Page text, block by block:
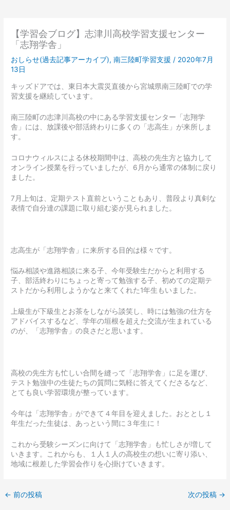
【学習会ブログ】志津川高校学習支援センター
「志翔学舎」
おしらせ(過去記事アーカイブ),南三陸町学習支援 / 2020年7月
13日
キッズドアでは、東日本大震災直後から宮城県南三陸町での学
習支援を継続しています。
南三陸町の志津川高校の中にある学習支援センター「志翔学
舎」には、放課後や部活終わりに多くの「志高生」が来所しま
す。
コロナウィルスによる休校期間中は、高校の先生方と協力して
オンライン授業を行っていましたが、6月から通常の体制に戻り
ました。
7月上旬は、定期テスト直前ということもあり、普段より真剣な
表情で自分達の課題に取り組む姿が見られました。
志高生が「志翔学舎」に来所する目的は様々です。
悩み相談や進路相談に来る子、今年受験生だからと利用する
子、部活終わりにちょっと寄って勉強する子、初めての定期テ
ストだから利用しようかなと来てくれた1年生もいました。
上級生が下級生とお茶をしながら談笑し、時には勉強の仕方を
アドバイスするなど、学年の垣根を超えた交流が生まれている
のが、「志翔学舎」の良さだと思います。
高校の先生方も忙しい合間を縫って「志翔学舎」に足を運び、
テスト勉強中の生徒たちの質問に気軽に答えてくださるなど、
とても良い学習環境が整っています。
今年は「志翔学舎」ができて４年目を迎えました。おととし１
年生だった生徒は、あっという間に３年生に！
これから受験シーズンに向けて「志翔学舎」も忙しさが増して
いきます。これからも、１人１人の高校生の想いに寄り添い、
地域に根差した学習会作りを心掛けていきます。
← 前の投稿 次の投稿 →